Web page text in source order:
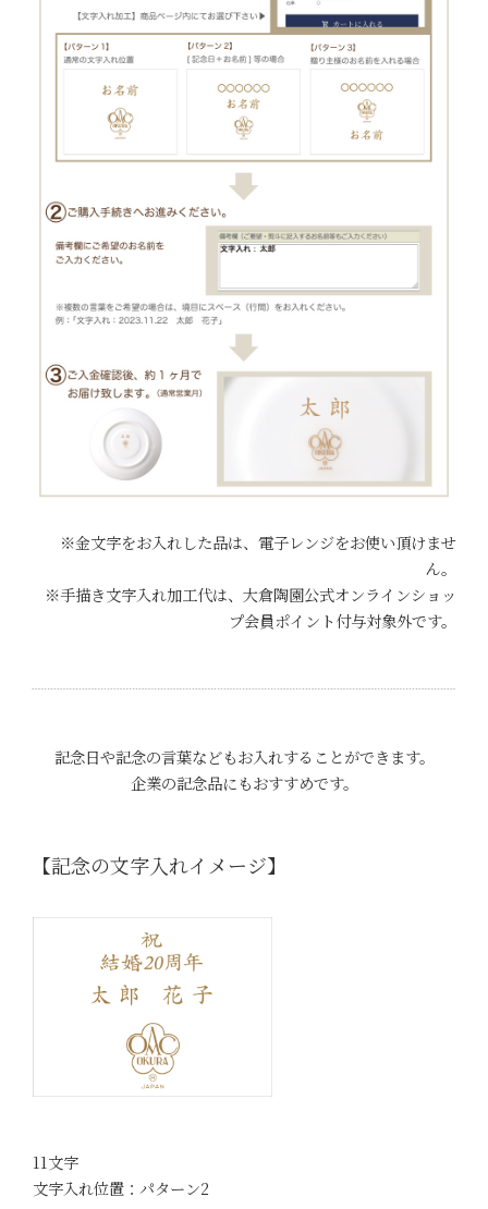
※金文字をお入れした品は、電子レンジをお使い頂けませ
ん。
※手描き文字入れ加工代は、大倉陶園公式オンラインショッ
プ会員ポイント付与対象外です。
記念日や記念の言葉などもお入れすることができます。
企業の記念品にもおすすめです。
【記念の文字入れイメージ】
11文字
文字入れ位置：パターン2